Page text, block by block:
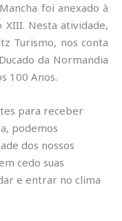
foi anexado à
XIII. Nesta atividade,
Turismo, nos conta
da Normandia
100 Anos.
para receber
podemos
dos nossos
cedo suas
e entrar no clima